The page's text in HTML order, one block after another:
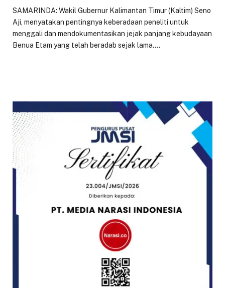
SAMARINDA: Wakil Gubernur Kalimantan Timur (Kaltim) Seno
Aji, menyatakan pentingnya keberadaan peneliti untuk
menggali dan mendokumentasikan jejak panjang kebudayaan
Benua Etam yang telah beradab sejak lama.…